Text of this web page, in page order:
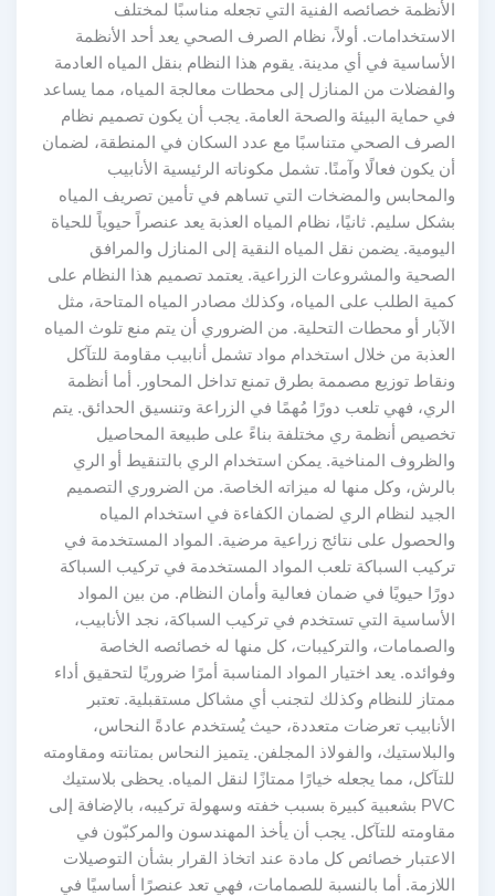
الأنظمة خصائصه الفنية التي تجعله مناسبًا لمختلف
الاستخدامات. أولاً، نظام الصرف الصحي يعد أحد الأنظمة
الأساسية في أي مدينة. يقوم هذا النظام بنقل المياه العادمة
والفضلات من المنازل إلى محطات معالجة المياه، مما يساعد
في حماية البيئة والصحة العامة. يجب أن يكون تصميم نظام
الصرف الصحي متناسبًا مع عدد السكان في المنطقة، لضمان
أن يكون فعالًا وآمنًا. تشمل مكوناته الرئيسية الأنابيب
والمحابس والمضخات التي تساهم في تأمين تصريف المياه
بشكل سليم. ثانيًا، نظام المياه العذبة يعد عنصراً حيوياً للحياة
اليومية. يضمن نقل المياه النقية إلى المنازل والمرافق
الصحية والمشروعات الزراعية. يعتمد تصميم هذا النظام على
كمية الطلب على المياه، وكذلك مصادر المياه المتاحة، مثل
الآبار أو محطات التحلية. من الضروري أن يتم منع تلوث المياه
العذبة من خلال استخدام مواد تشمل أنابيب مقاومة للتآكل
ونقاط توزيع مصممة بطرق تمنع تداخل المحاور. أما أنظمة
الري، فهي تلعب دورًا مُهمًا في الزراعة وتنسيق الحدائق. يتم
تخصيص أنظمة ري مختلفة بناءً على طبيعة المحاصيل
والظروف المناخية. يمكن استخدام الري بالتنقيط أو الري
بالرش، وكل منها له ميزاته الخاصة. من الضروري التصميم
الجيد لنظام الري لضمان الكفاءة في استخدام المياه
والحصول على نتائج زراعية مرضية. المواد المستخدمة في
تركيب السباكة تلعب المواد المستخدمة في تركيب السباكة
دورًا حيويًا في ضمان فعالية وأمان النظام. من بين المواد
الأساسية التي تستخدم في تركيب السباكة، نجد الأنابيب،
والصمامات، والتركيبات، كل منها له خصائصه الخاصة
وفوائده. يعد اختيار المواد المناسبة أمرًا ضروريًا لتحقيق أداء
ممتاز للنظام وكذلك لتجنب أي مشاكل مستقبلية. تعتبر
الأنابيب تعرضات متعددة، حيث يُستخدم عادةً النحاس،
والبلاستيك، والفولاذ المجلفن. يتميز النحاس بمتانته ومقاومته
للتآكل، مما يجعله خيارًا ممتازًا لنقل المياه. يحظى بلاستيك
PVC بشعبية كبيرة بسبب خفته وسهولة تركيبه، بالإضافة إلى
مقاومته للتآكل. يجب أن يأخذ المهندسون والمركبّون في
الاعتبار خصائص كل مادة عند اتخاذ القرار بشأن التوصيلات
اللازمة. أما بالنسبة للصمامات، فهي تعد عنصرًا أساسيًا في